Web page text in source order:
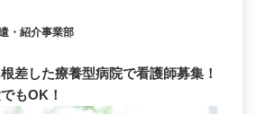
・紹介事業部
差した療養型病院で看護師募集！
もOK！